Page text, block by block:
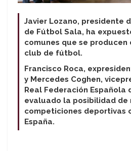
Javier Lozano, presidente
de Fútbol Sala, ha
comunes que se producen
club de fútbol.
Francisco Roca,
y Mercedes Coghen,
Real Federación Española
evaluado la posibilidad de
competiciones deportivas
España.